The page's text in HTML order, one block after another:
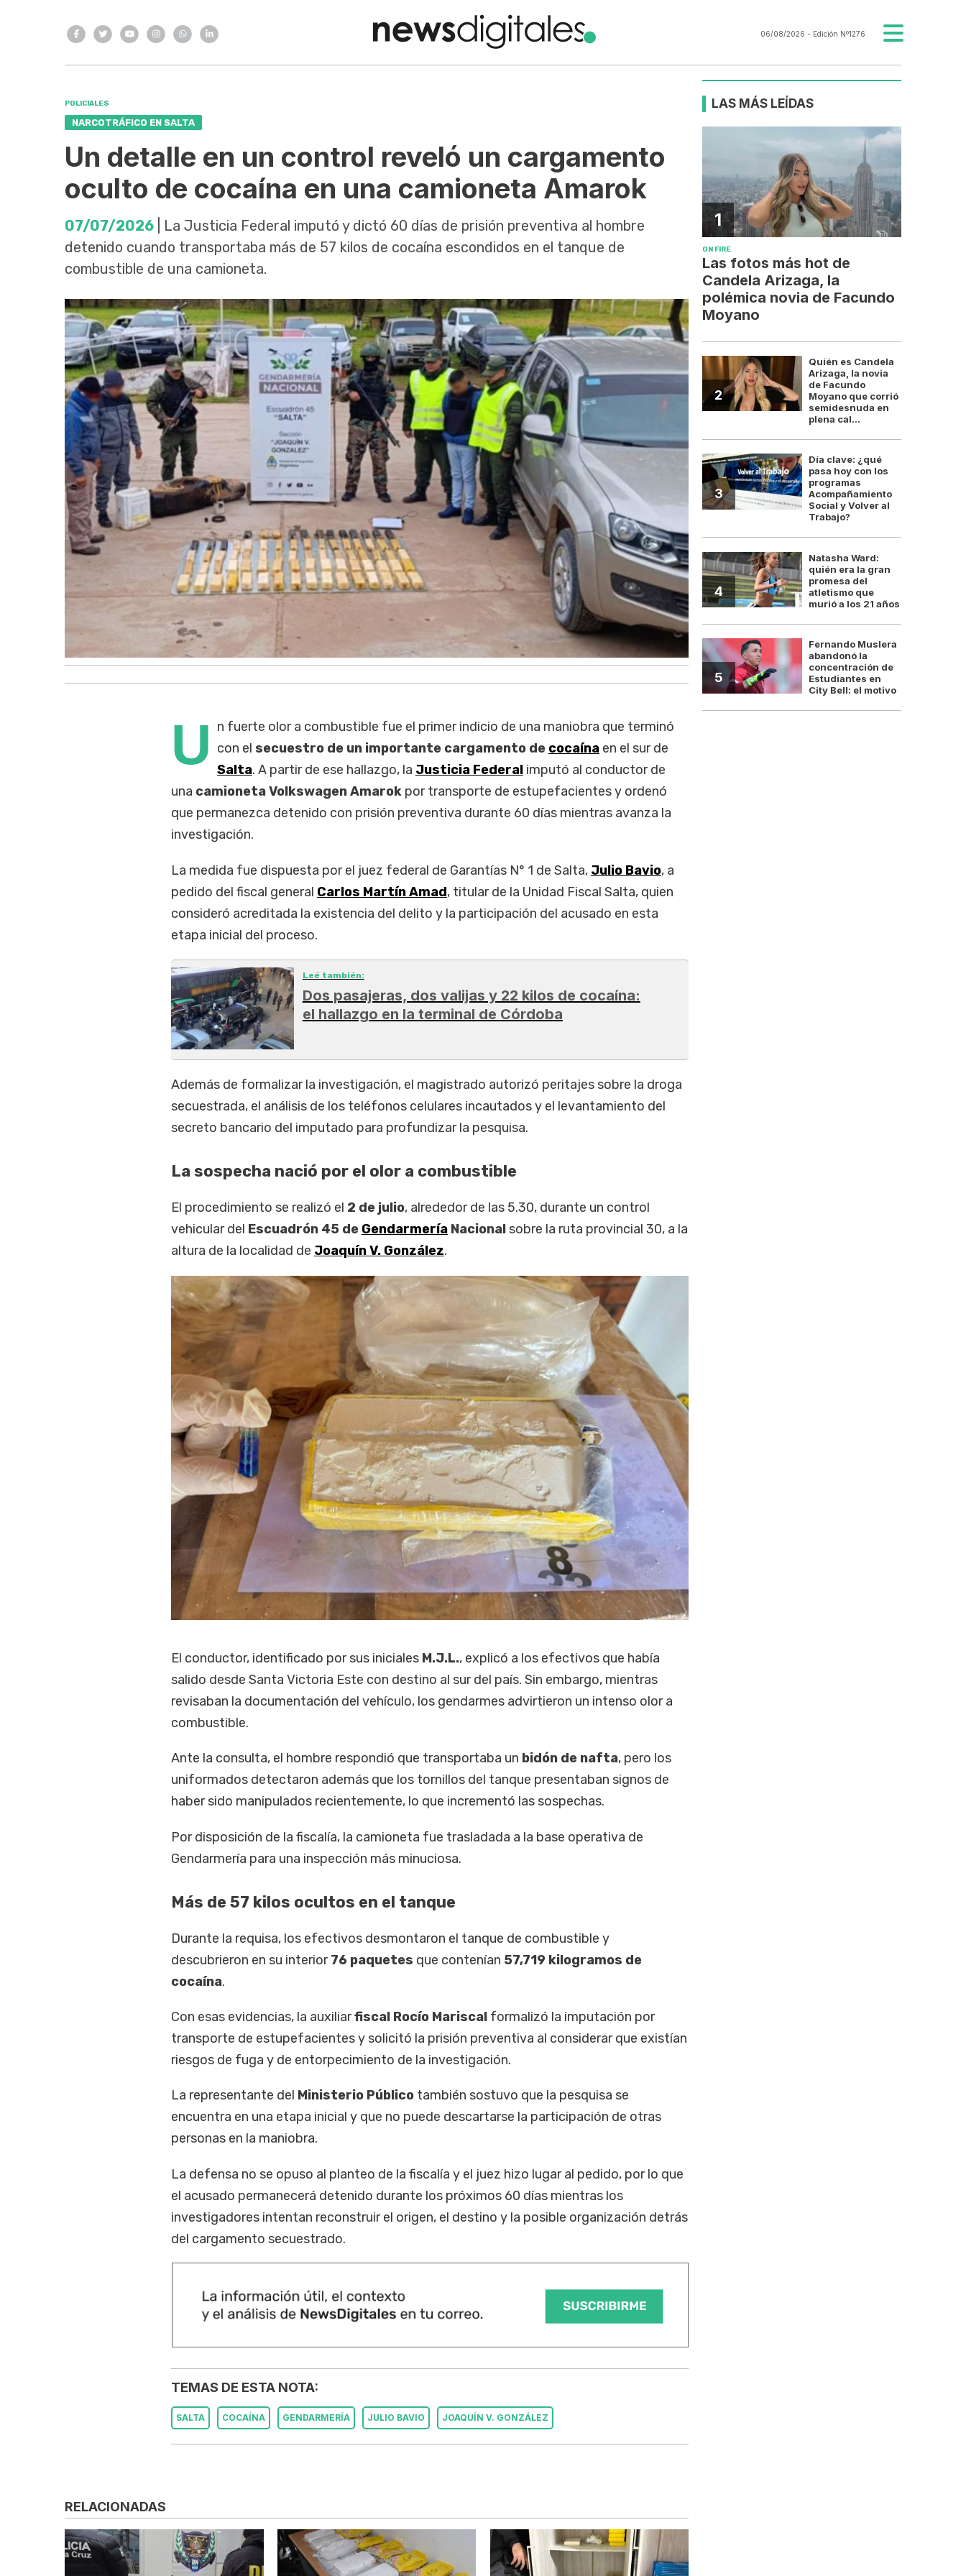
06/08/2026 - Edición Nº1276
POLICIALES
NARCOTRÁFICO EN SALTA
Un detalle en un control reveló un cargamento
oculto de cocaína en una camioneta Amarok
07/07/2026 | La Justicia Federal imputó y dictó 60 días de prisión preventiva al hombre
detenido cuando transportaba más de 57 kilos de cocaína escondidos en el tanque de
combustible de una camioneta.
U n fuerte olor a combustible fue el primer indicio de una maniobra que terminó
con el secuestro de un importante cargamento de cocaína en el sur de
Salta. A partir de ese hallazgo, la Justicia Federal imputó al conductor de
una camioneta Volkswagen Amarok por transporte de estupefacientes y ordenó
que permanezca detenido con prisión preventiva durante 60 días mientras avanza la
investigación.
La medida fue dispuesta por el juez federal de Garantías N° 1 de Salta, Julio Bavio, a
pedido del fiscal general Carlos Martín Amad, titular de la Unidad Fiscal Salta, quien
consideró acreditada la existencia del delito y la participación del acusado en esta
etapa inicial del proceso.
Leé también:
Dos pasajeras, dos valijas y 22 kilos de cocaína:
el hallazgo en la terminal de Córdoba
Además de formalizar la investigación, el magistrado autorizó peritajes sobre la droga
secuestrada, el análisis de los teléfonos celulares incautados y el levantamiento del
secreto bancario del imputado para profundizar la pesquisa.
La sospecha nació por el olor a combustible
El procedimiento se realizó el 2 de julio, alrededor de las 5.30, durante un control
vehicular del Escuadrón 45 de GendarmeríaNacional sobre la ruta provincial 30, a la
altura de la localidad de Joaquín V. González.
El conductor, identificado por sus iniciales M.J.L., explicó a los efectivos que había
salido desde Santa Victoria Este con destino al sur del país. Sin embargo, mientras
revisaban la documentación del vehículo, los gendarmes advirtieron un intenso olor a
combustible.
Ante la consulta, el hombre respondió que transportaba un bidón de nafta, pero los
uniformados detectaron además que los tornillos del tanque presentaban signos de
haber sido manipulados recientemente, lo que incrementó las sospechas.
Por disposición de la fiscalía, la camioneta fue trasladada a la base operativa de
Gendarmería para una inspección más minuciosa.
Más de 57 kilos ocultos en el tanque
Durante la requisa, los efectivos desmontaron el tanque de combustible y
descubrieron en su interior76 paquetes que contenían 57,719 kilogramos de
cocaína.
Con esas evidencias, la auxiliarfiscal Rocío Mariscal formalizó la imputación por
transporte de estupefacientes y solicitó la prisión preventiva al considerar que existían
riesgos de fuga y de entorpecimiento de la investigación.
La representante del Ministerio Público también sostuvo que la pesquisa se
encuentra en una etapa inicial y que no puede descartarse la participación de otras
personas en la maniobra.
La defensa no se opuso al planteo de la fiscalía y el juez hizo lugar al pedido, por lo que
el acusado permanecerá detenido durante los próximos 60 días mientras los
investigadores intentan reconstruir el origen, el destino y la posible organización detrás
del cargamento secuestrado.
TEMAS DE ESTA NOTA:
SALTA COCAÍNA GENDARMERÍA JULIO BAVIO JOAQUÍN V. GONZÁLEZ
RELACIONADAS
LAS MÁS LEÍDAS
1
ON FIRE
Las fotos más hot de
Candela Arizaga, la
polémica novia de Facundo
Moyano
2
Quién es Candela
Arizaga, la novia
de Facundo
Moyano que corrió
semidesnuda en
plena cal...
3
Día clave: ¿qué
pasa hoy con los
programas
Acompañamiento
Social y Volver al
Trabajo?
4
Natasha Ward:
quién era la gran
promesa del
atletismo que
murió a los 21 años
5
Fernando Muslera
abandonó la
concentración de
Estudiantes en
City Bell: el motivo